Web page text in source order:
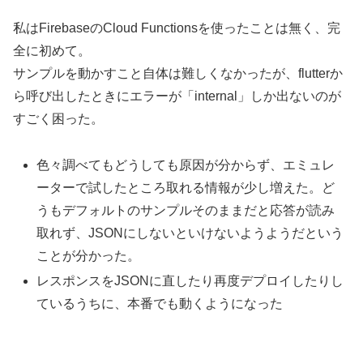
私はFirebaseのCloud Functionsを使ったことは無く、完
全に初めて。
サンプルを動かすこと自体は難しくなかったが、flutterか
ら呼び出したときにエラーが「internal」しか出ないのが
すごく困った。
色々調べてもどうしても原因が分からず、エミュレ
ーターで試したところ取れる情報が少し増えた。ど
うもデフォルトのサンプルそのままだと応答が読み
取れず、JSONにしないといけないようようだという
ことが分かった。
レスポンスをJSONに直したり再度デプロイしたりし
ているうちに、本番でも動くようになった